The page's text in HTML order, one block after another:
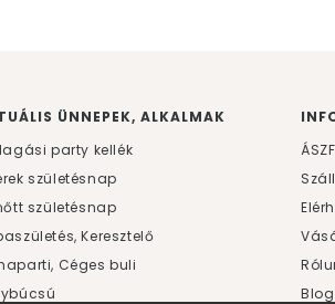
ÜNNEPEK, ALKALMAK
party kellék
születésnap
születésnap
Keresztelő
Céges buli
ÁSZF
Blog